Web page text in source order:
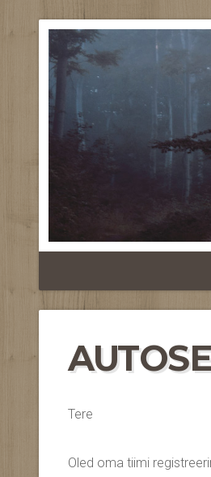
Tere
Oled oma tiimi